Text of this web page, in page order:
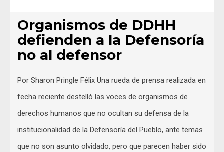
Organismos de DDHH
defienden a la Defensoría
no al defensor
Por Sharon Pringle Félix Una rueda de prensa realizada en
fecha reciente destelló las voces de organismos de
derechos humanos que no ocultan su defensa de la
institucionalidad de la Defensoría del Pueblo, ante temas
que no son asunto olvidado, pero que parecen haber sido